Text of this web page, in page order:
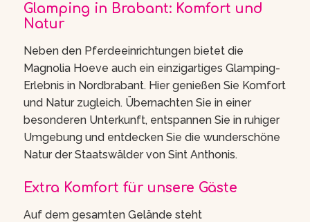
Glamping in Brabant: Komfort und
Natur
Neben den Pferdeeinrichtungen bietet die
Magnolia Hoeve auch ein einzigartiges Glamping-
Erlebnis in Nordbrabant. Hier genießen Sie Komfort
und Natur zugleich. Übernachten Sie in einer
besonderen Unterkunft, entspannen Sie in ruhiger
Umgebung und entdecken Sie die wunderschöne
Natur der Staatswälder von Sint Anthonis.
Extra Komfort für unsere Gäste
Auf dem gesamten Gelände steht